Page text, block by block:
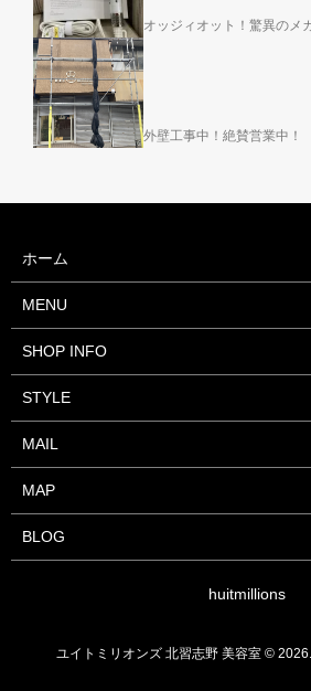
オッジィオット！驚異のメ
外壁工事中！絶賛営業中！
ホーム
MENU
SHOP INFO
STYLE
MAIL
MAP
BLOG
huitmillions
ユイトミリオンズ 北習志野 美容室 ©